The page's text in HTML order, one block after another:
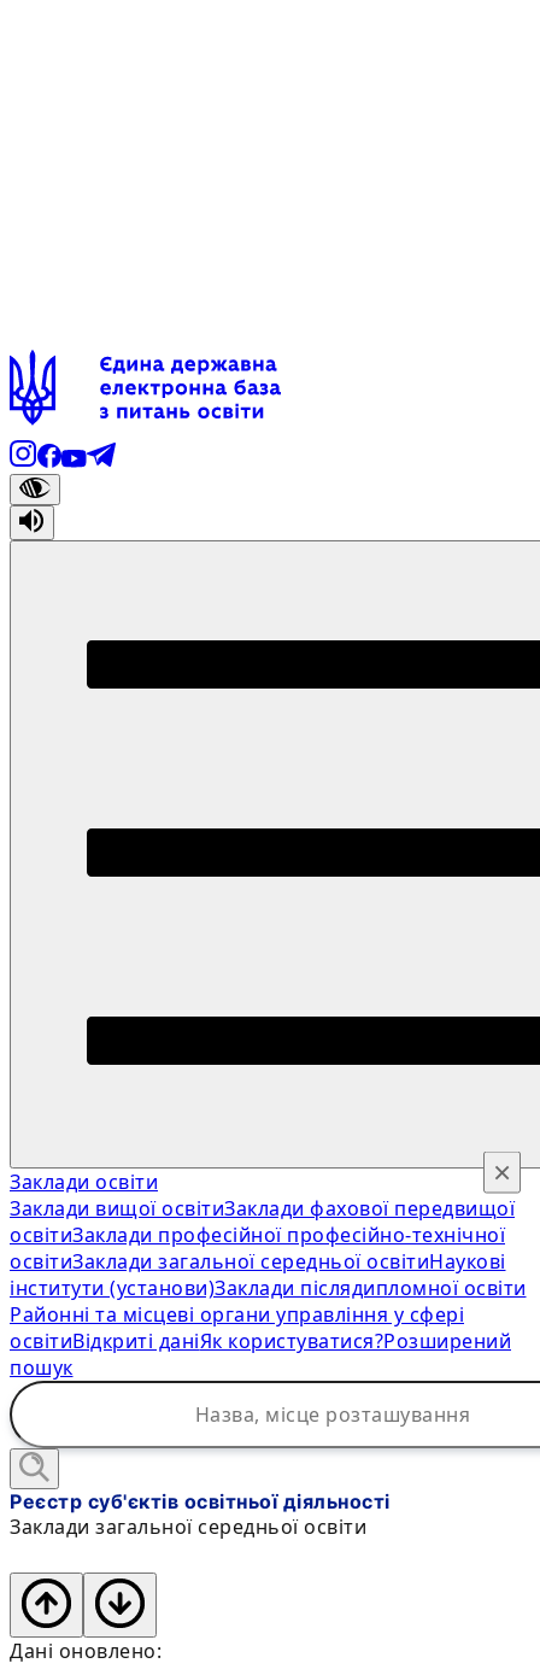
Заклади освіти
Заклади вищої освітиЗаклади фахової передвищої
освітиЗаклади професійної професійно-технічної
освітиЗаклади загальної середньої освітиНаукові
інститути (установи)Заклади післядипломної освіти
Районні та місцеві органи управління у сфері
освітиВідкриті даніЯк користуватися?Розширений
пошук
×
Реєстр суб'єктів освітньої діяльності
Заклади загальної середньої освіти
Дані оновлено: